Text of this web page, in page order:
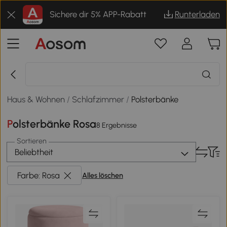
Sichere dir 5% APP-Rabatt Runterladen
Haus & Wohnen / Schlafzimmer / Polsterbänke
Polsterbänke Rosa8 Ergebnisse
Sortieren
Beliebtheit
Farbe: Rosa Alles löschen